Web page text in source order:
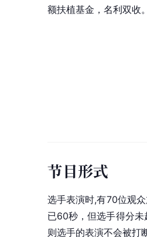
额扶植基金，名利双收
节目形式
选手表演时,有70位观
已60秒，但选手得分
则选手的表演不会被打